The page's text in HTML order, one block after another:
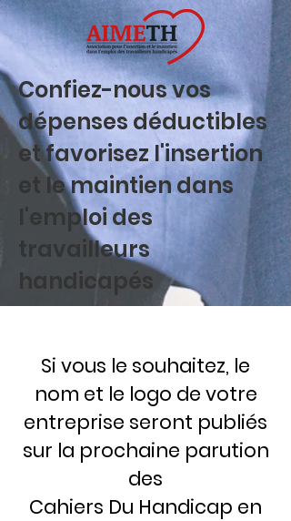
Confiez-nous vos
dépenses déductibles
et favorisez l'insertion
et le maintien dans
l'emploi des
travailleurs
handicapés
Si vous le souhaitez, le
nom et le logo de votre
entreprise seront publiés
sur la prochaine parution
des
Cahiers Du Handicap en